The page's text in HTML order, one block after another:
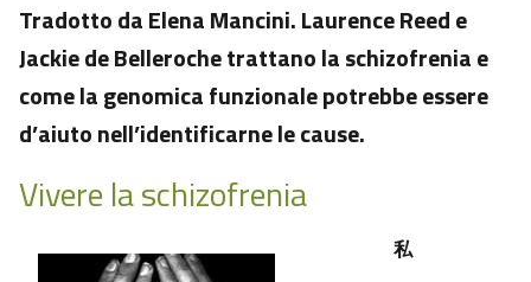
Tradotto da Elena Mancini. Laurence Reed e
Jackie de Belleroche trattano la schizofrenia e
come la genomica funzionale potrebbe essere
d’aiuto nell’identificarne le cause.
Vivere la schizofrenia
私